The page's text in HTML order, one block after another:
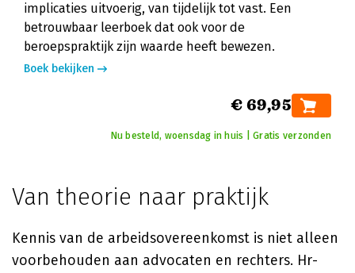
implicaties uitvoerig, van tijdelijk tot vast. Een
betrouwbaar leerboek dat ook voor de
beroepspraktijk zijn waarde heeft bewezen.
Boek bekijken
€ 69,95
Nu besteld, woensdag in huis | Gratis verzonden
Van theorie naar praktijk
Kennis van de arbeidsovereenkomst is niet alleen
voorbehouden aan advocaten en rechters. Hr-